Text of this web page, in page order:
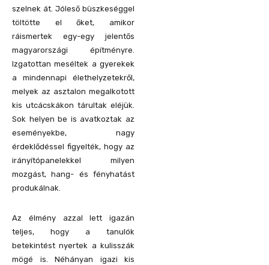
szelnek át. Jóleső büszkeséggel
töltötte el őket, amikor
ráismertek egy-egy jelentős
magyarországi építményre.
Izgatottan meséltek a gyerekek
a mindennapi élethelyzetekről,
melyek az asztalon megalkotott
kis utcácskákon tárultak eléjük.
Sok helyen be is avatkoztak az
eseményekbe, nagy
érdeklődéssel figyelték, hogy az
irányítópanelekkel milyen
mozgást, hang- és fényhatást
produkálnak.
Az élmény azzal lett igazán
teljes, hogy a tanulók
betekintést nyertek a kulisszák
mögé is. Néhányan igazi kis